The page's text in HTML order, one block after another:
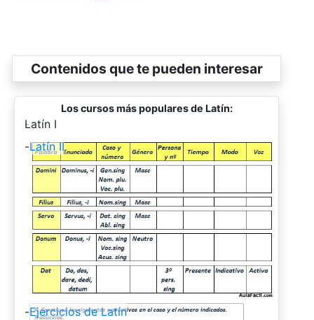
Contenidos que te pueden interesar
Los cursos más populares de Latín:
-
Latín I
-Latín II
-Ejercicios de Latín